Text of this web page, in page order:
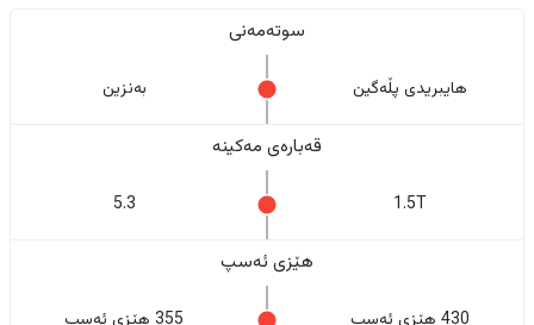
سوتەمەنی
هایبریدی پڵەگین بەنزین
قەبارەی مەکینە
1.5T
5.3
هێزی ئەسپ